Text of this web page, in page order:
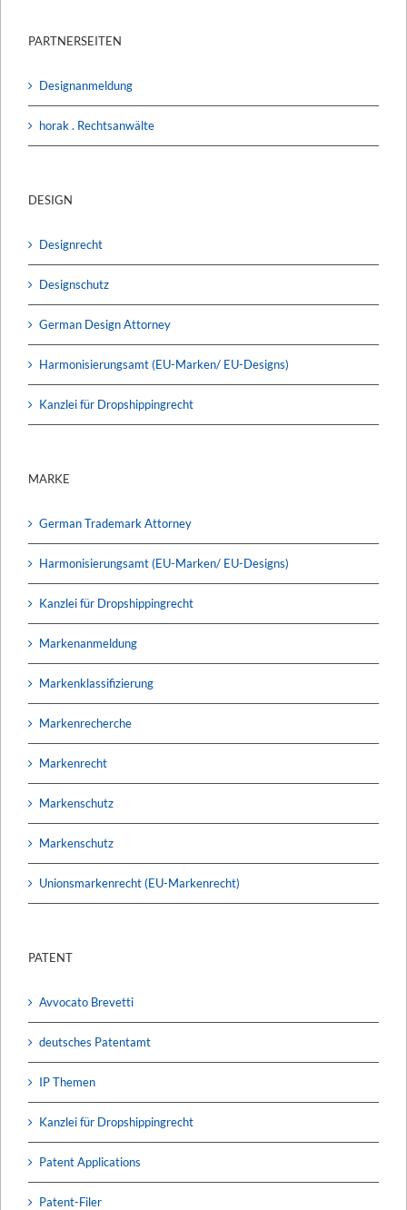
PARTNERSEITEN
Designanmeldung
horak . Rechtsanwälte
DESIGN
Designrecht
Designschutz
German Design Attorney
Harmonisierungsamt (EU-Marken/ EU-Designs)
Kanzlei für Dropshippingrecht
MARKE
German Trademark Attorney
Harmonisierungsamt (EU-Marken/ EU-Designs)
Kanzlei für Dropshippingrecht
Markenanmeldung
Markenklassifizierung
Markenrecherche
Markenrecht
Markenschutz
Markenschutz
Unionsmarkenrecht (EU-Markenrecht)
PATENT
Avvocato Brevetti
deutsches Patentamt
IP Themen
Kanzlei für Dropshippingrecht
Patent Applications
Patent-Filer